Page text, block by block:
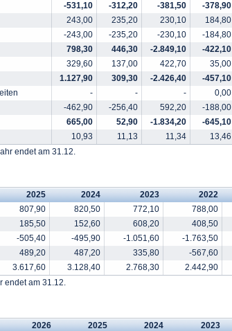
-531,10 -312,20 -381,50 -378,90
243,00 235,20 230,10 184,80
-243,00 -235,20 -230,10 -184,80
798,30 446,30 -2.849,10 -422,10
329,60 137,00 422,70 35,00
1.127,90 309,30 -2.426,40 -457,10
- - - 0,00
-462,90 -256,40 592,20 -188,00
665,00 52,90 -1.834,20 -645,10
10,93 11,13 11,34 13,46
endet am 31.12.
2025 2024 2023 2022
807,90 820,50 772,10 788,00
185,50 152,60 608,20 408,50
-505,40 -495,90 -1.051,60 -1.763,50
489,20 487,20 335,80 -567,60
3.617,60 3.128,40 2.768,30 2.442,90
endet am 31.12.
2026 2025 2024 2023